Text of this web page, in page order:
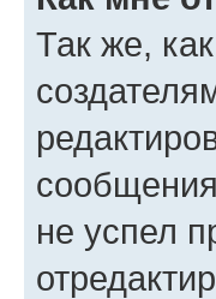
Так же,
не успел